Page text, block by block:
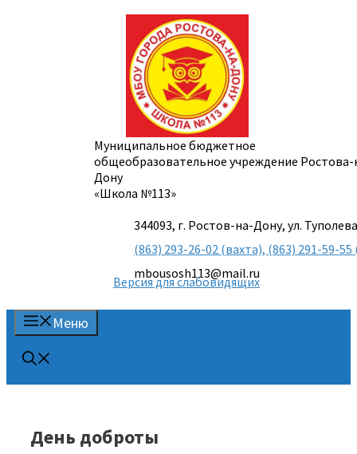
Муниципальное бюджетное
общеобразовательное учреждение
Дону
«Школа №113»
344093, г. Ростов-на-Дону, ул.
(863) 293-26-02 (вахта), (863) 291-59-
mbousosh113@mail.ru
Версия для слабовидящих
Меню
День доброты